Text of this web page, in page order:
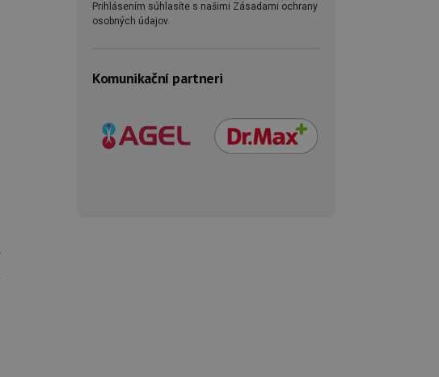
Prihlásením súhlasíte s našimi Zásadami ochrany
osobných údajov.
Komunikační partneri